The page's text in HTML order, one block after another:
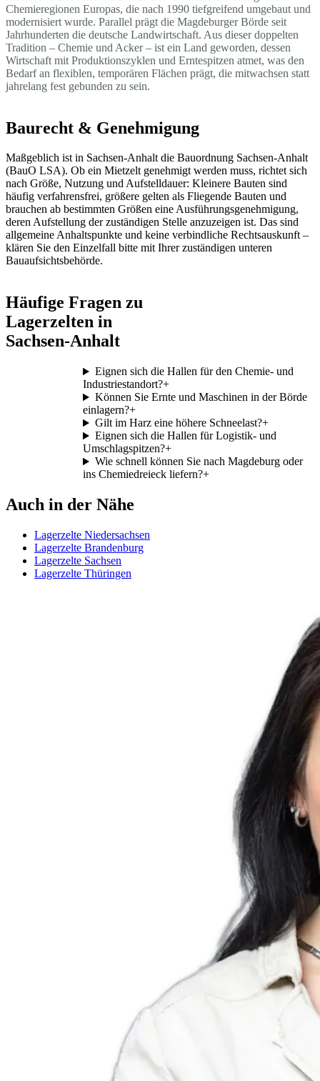
Chemieregionen Europas, die nach 1990 tiefgreifend umgebaut und
modernisiert wurde. Parallel prägt die Magdeburger Börde seit
Jahrhunderten die deutsche Landwirtschaft. Aus dieser doppelten
Tradition – Chemie und Acker – ist ein Land geworden, dessen
Wirtschaft mit Produktionszyklen und Erntespitzen atmet, was den
Bedarf an flexiblen, temporären Flächen prägt, die mitwachsen statt
jahrelang fest gebunden zu sein.
Baurecht & Genehmigung
Maßgeblich ist in Sachsen-Anhalt die Bauordnung Sachsen-Anhalt
(BauO LSA). Ob ein Mietzelt genehmigt werden muss, richtet sich
nach Größe, Nutzung und Aufstelldauer: Kleinere Bauten sind
häufig verfahrensfrei, größere gelten als Fliegende Bauten und
brauchen ab bestimmten Größen eine Ausführungsgenehmigung,
deren Aufstellung der zuständigen Stelle anzuzeigen ist. Das sind
allgemeine Anhaltspunkte und keine verbindliche Rechtsauskunft –
klären Sie den Einzelfall bitte mit Ihrer zuständigen unteren
Bauaufsichtsbehörde.
Häufige Fragen zu
Lagerzelten in
Sachsen-Anhalt
Eignen sich die Hallen für den Chemie- und
Industriestandort?+
Können Sie Ernte und Maschinen in der Börde
einlagern?+
Gilt im Harz eine höhere Schneelast?+
Eignen sich die Hallen für Logistik- und
Umschlagspitzen?+
Wie schnell können Sie nach Magdeburg oder
ins Chemiedreieck liefern?+
Auch in der Nähe
Lagerzelte Niedersachsen
Lagerzelte Brandenburg
Lagerzelte Sachsen
Lagerzelte Thüringen